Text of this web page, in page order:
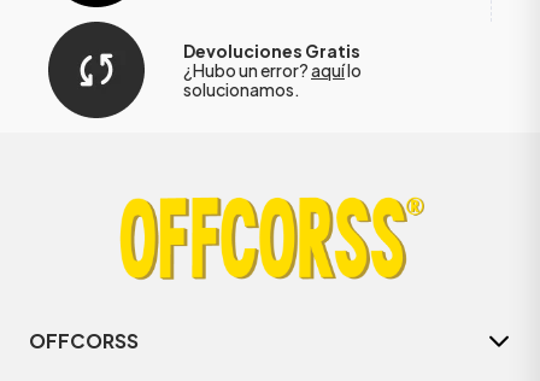
Devoluciones Gratis
¿Hubo un error?aquílo
solucionamos.
OFFCORSS